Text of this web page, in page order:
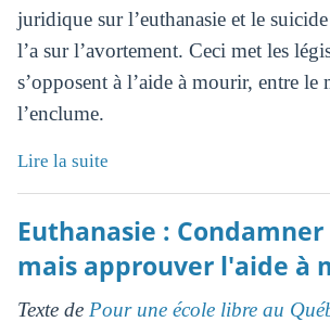
juridique sur l’euthanasie et le
l’a sur l’avortement. Ceci met les
s’opposent à l’aide à mourir, entre le
l’enclume.
Lire la suite
Euthanasie :
mais approuver l'aide à
Texte de Pour une école libre au